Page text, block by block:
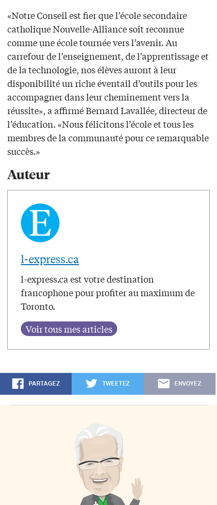
«Notre Conseil est fier que l’école secondaire
catholique Nouvelle-Alliance soit reconnue
comme une école tournée vers l’avenir. Au
carrefour de l’enseignement, de l’apprentissage et
de la technologie, nos élèves auront à leur
disponibilité un riche éventail d’outils pour les
accompagner dans leur cheminement vers la
réussite», a affirmé Bernard Lavallée, directeur de
l’éducation. «Nous félicitons l’école et tous les
membres de la communauté pour ce remarquable
succès.»
Auteur
l-express.ca
l-express.ca est votre destination
francophone pour profiter au maximum de
Toronto.
PARTAGEZ TWEETEZ ENVOYEZ